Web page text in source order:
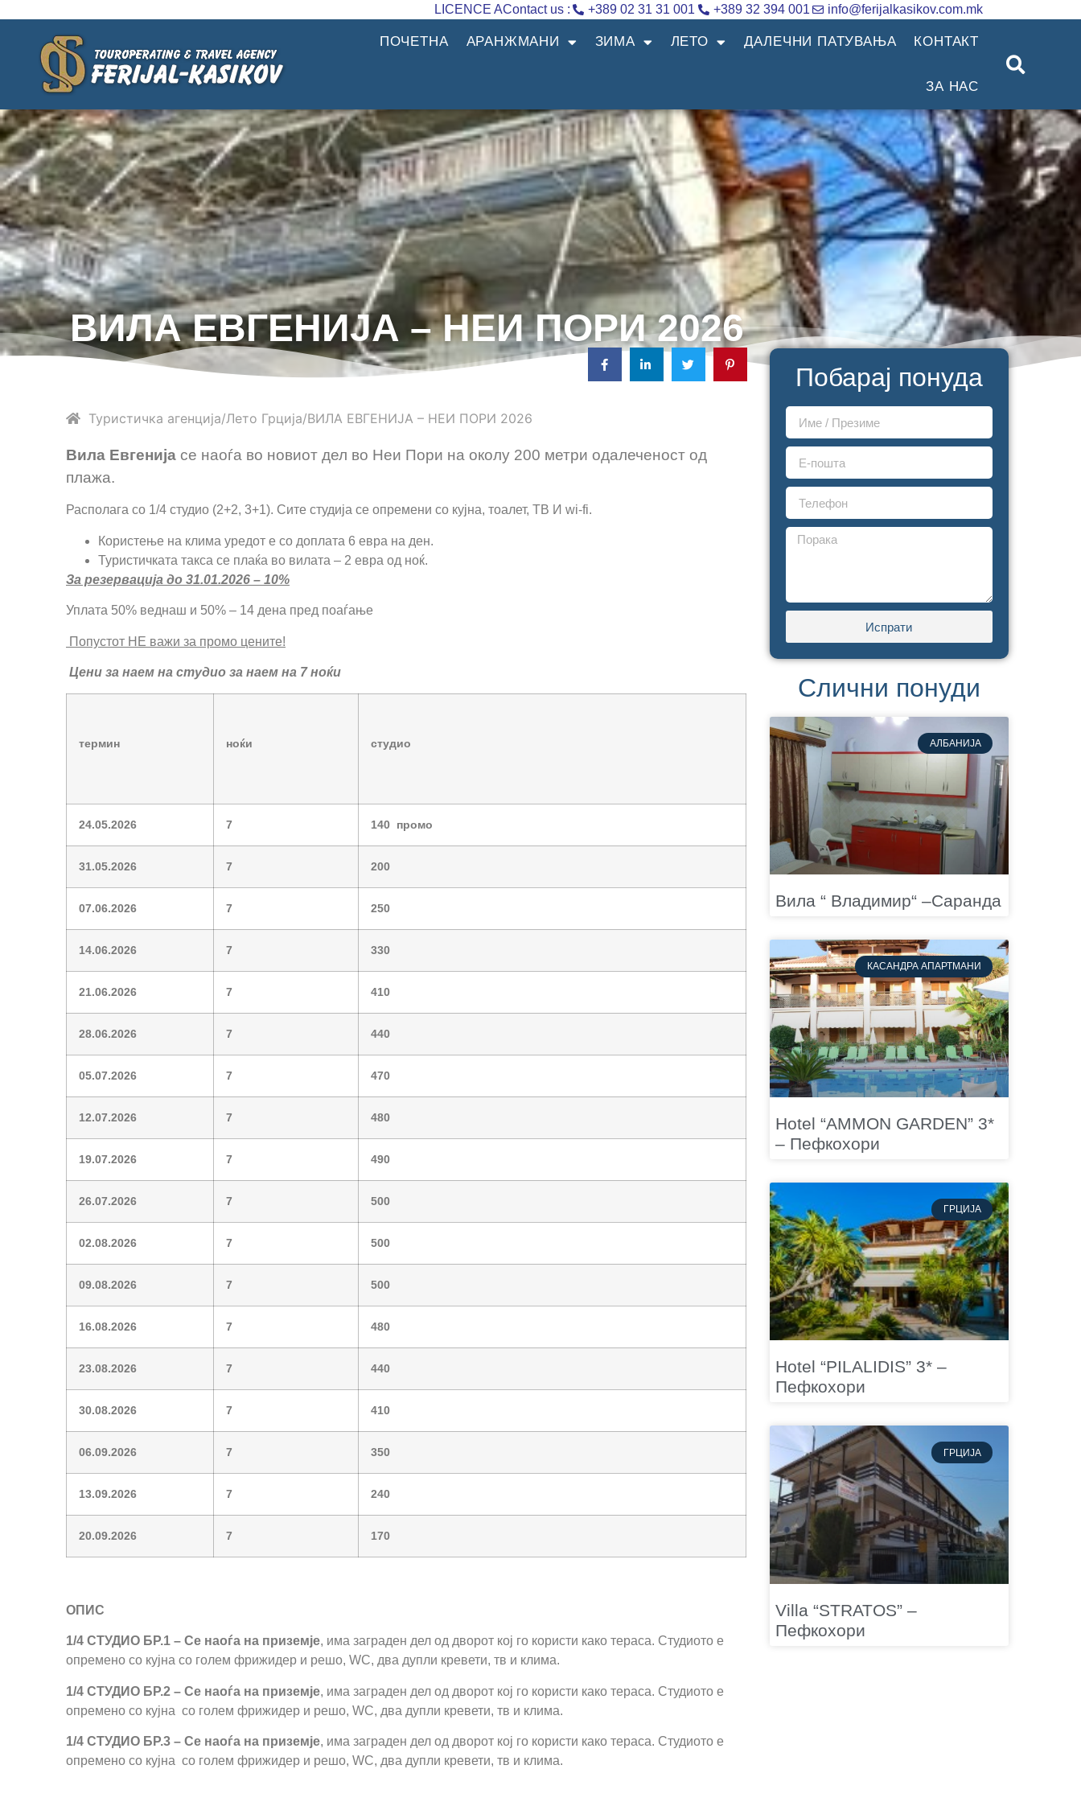
LICENCE AContact us : +389 02 31 31 001 +389 32 394 001 info@ferijalkasikov.com.mk
ПОЧЕТНА АРАНЖМАНИ ЗИМА ЛЕТО ДАЛЕЧНИ ПАТУВАЊА КОНТАКТ
ЗА НАС
ВИЛА ЕВГЕНИЈА – НЕИ ПОРИ 2026
Туристичка агенција Лето Грција ВИЛА ЕВГЕНИЈА – НЕИ ПОРИ 2026
Вила Евгенија се наоѓa во новиот дел во Неи Пори на околу 200 метри одалеченост од
плажа.
Располага со 1/4 студио (2+2, 3+1). Сите студија се опремени со кујна, тоалет, ТВ И wi-fi.
Користење на клима уредот е со доплата 6 евра на ден.
Туристичката такса се плаќа во вилата – 2 евра од ноќ.
За резервација до 31.01.2026 – 10%
Уплата 50% веднаш и 50% – 14 дена пред поаѓање
Попустот НЕ важи за промо цените!
Цени за наем на студио за наем на 7 ноќи
термин ноќи студио
24.05.2026 7 140 промо
31.05.2026 7 200
07.06.2026 7 250
14.06.2026 7 330
21.06.2026 7 410
28.06.2026 7 440
05.07.2026 7 470
12.07.2026 7 480
19.07.2026 7 490
26.07.2026 7 500
02.08.2026 7 500
09.08.2026 7 500
16.08.2026 7 480
23.08.2026 7 440
30.08.2026 7 410
06.09.2026 7 350
13.09.2026 7 240
20.09.2026 7 170
ОПИС
1/4 СТУДИО БР.1 – Се наоѓа на приземје, има заграден дел од дворот кој го користи како тераса. Студиото е
опремено со кујна со голем фрижидер и решо, WC, два дупли кревети, тв и клима.
1/4 СТУДИО БР.2 – Се наоѓа на приземје, има заграден дел од дворот кој го користи како тераса. Студиото е
опремено со кујна со голем фрижидер и решо, WC, два дупли кревети, тв и клима.
1/4 СТУДИО БР.3 – Се наоѓа на приземје, има заграден дел од дворот кој го користи како тераса. Студиото е
опремено со кујна со голем фрижидер и решо, WC, два дупли кревети, тв и клима.
Побарај понуда
Испрати
Слични понуди
АЛБАНИЈА
Вила “ Владимир“ –Саранда
КАСАНДРА АПАРТМАНИ
Hotel “AMMON GARDEN” 3*
– Пефкохори
ГРЦИЈА
Hotel “PILALIDIS” 3* –
Пефкохори
ГРЦИЈА
Villa “STRATOS” –
Пефкохори